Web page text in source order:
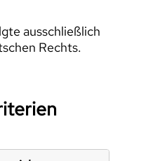
ausschließlich
Rechts.